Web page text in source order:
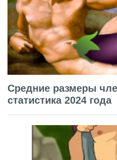
Средние размеры
статистика 2024 года